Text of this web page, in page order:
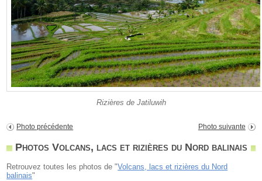
Rizières de Jatiluwih
Photo précédente Photo suivante
Photos Volcans, lacs et rizières du Nord balinais
Retrouvez toutes les photos de "Volcans, lacs et rizières du Nord
balinais"